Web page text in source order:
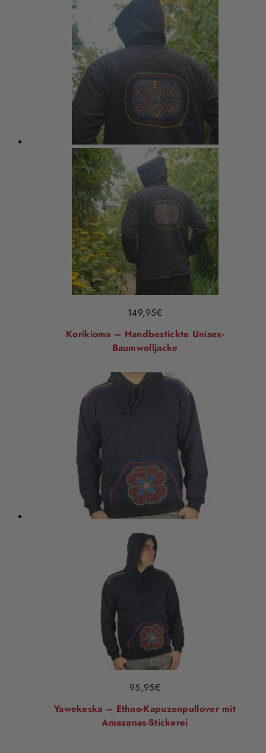
149,95€
Korikioma – Handbestickte Unisex-
Baumwolljacke
95,95€
Yawekeska – Ethno-Kapuzenpullover mit
Amazonas-Stickerei